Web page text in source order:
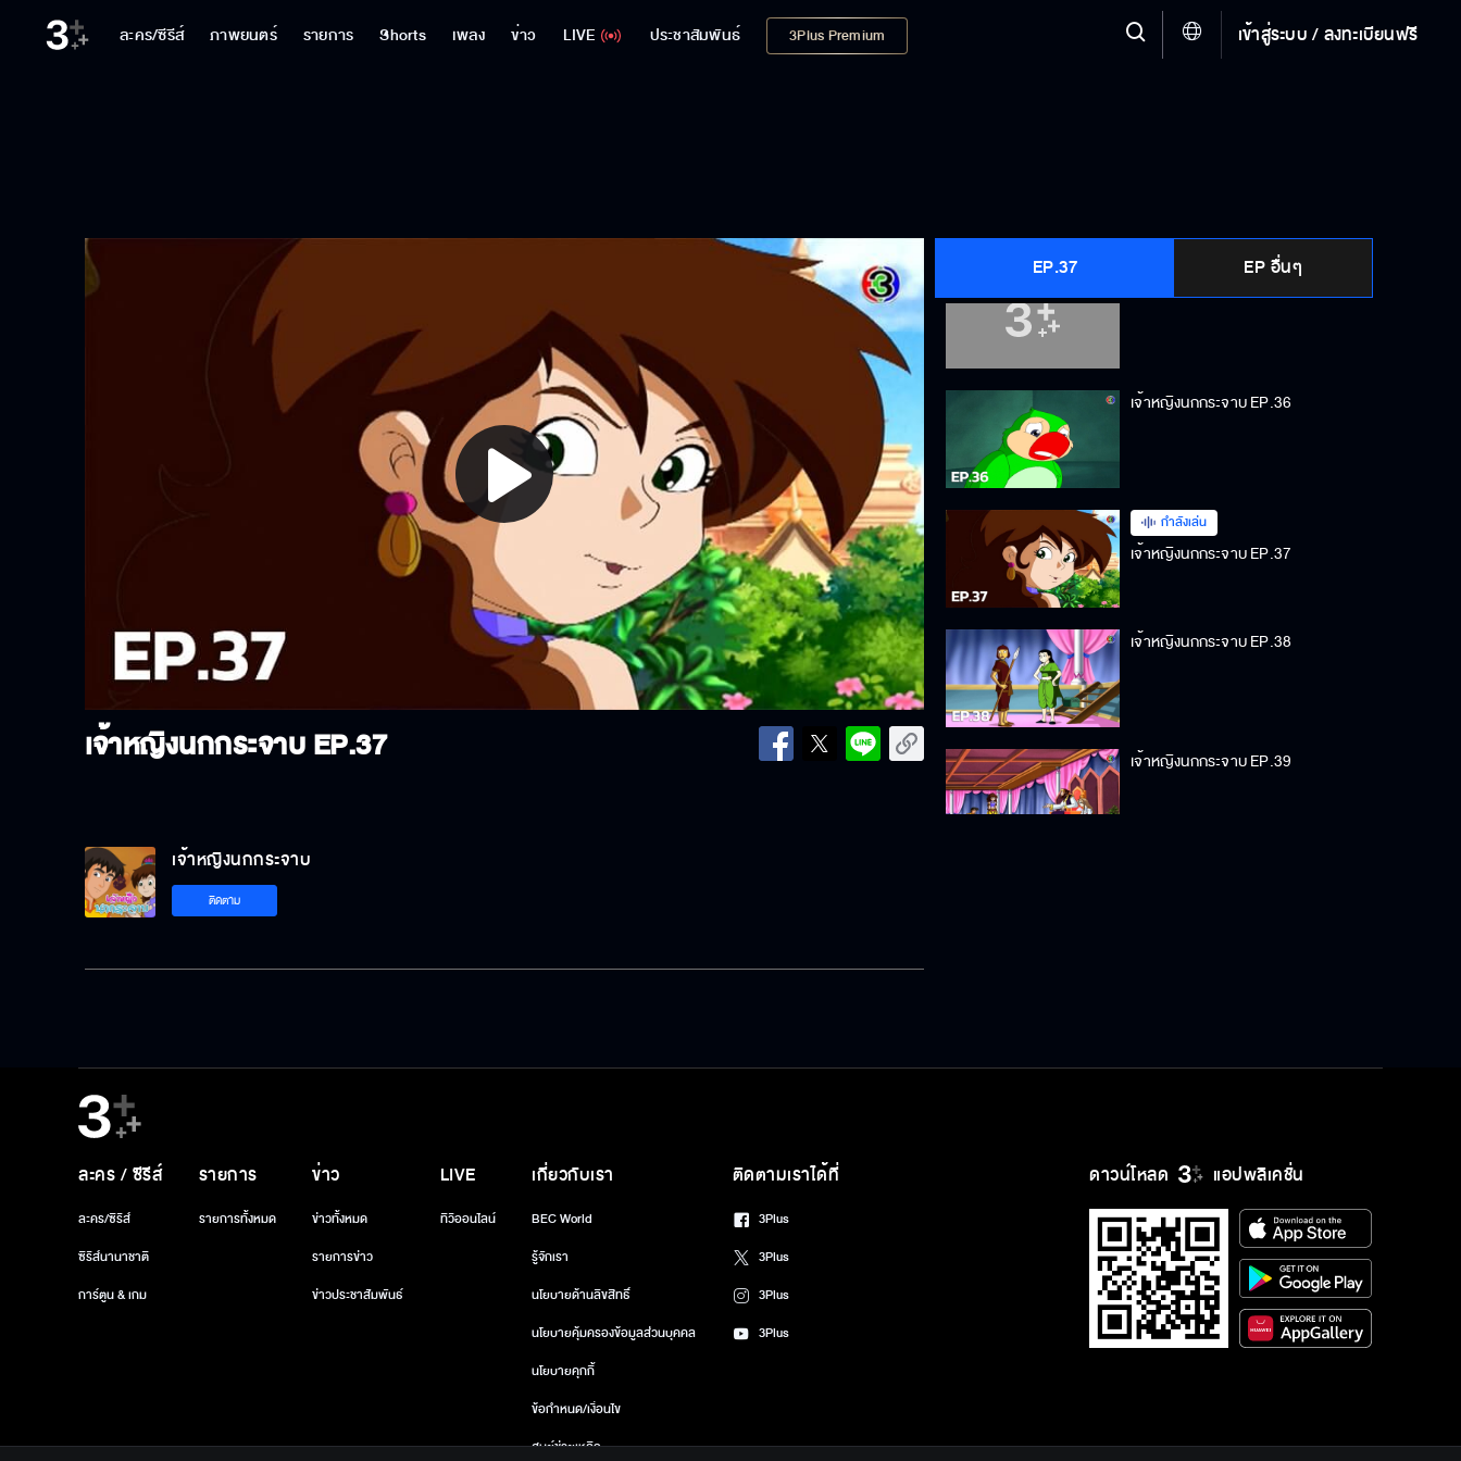
ละคร/ซีรีส์ ภาพยนตร์ รายการ Shorts เพลง ข่าว LIVE ประชาสัมพันธ์ 3Plus Premium เข้าสู่ระบบ / ลงทะเบียนฟรี
Play
Video
เจ้าหญิงนกกระจาบEP.37
EP.37 EP อื่นๆ
เจ้าหญิงนกกระจาบ EP.33
เจ้าหญิงนกกระจาบ EP.36
กำลังเล่น
เจ้าหญิงนกกระจาบ EP.37
เจ้าหญิงนกกระจาบ EP.38
เจ้าหญิงนกกระจาบ EP.39
เจ้าหญิงนกกระจาบ
ติดตาม
ดาวน์โหลด แอปพลิเคชั่น
ละคร / ซีรีส์
ละคร/ซีรีส์
ซีรีส์นานาชาติ
การ์ตูน & เกม
รายการ
รายการทั้งหมด
ข่าว
ข่าวทั้งหมด
รายการข่าว
ข่าวประชาสัมพันธ์
LIVE
ทีวีออนไลน์
เกี่ยวกับเรา
BEC World
รู้จักเรา
นโยบายด้านลิขสิทธิ์
นโยบายคุ้มครองข้อมูลส่วนบุคคล
นโยบายคุกกี้
ข้อกำหนด/เงื่อนไข
ศูนย์ช่วยเหลือ
ติดตามเราได้ที่
3Plus
3Plus
3Plus
3Plus